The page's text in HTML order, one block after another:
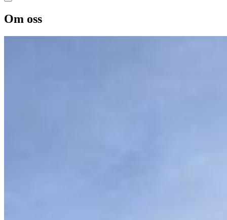
Om oss